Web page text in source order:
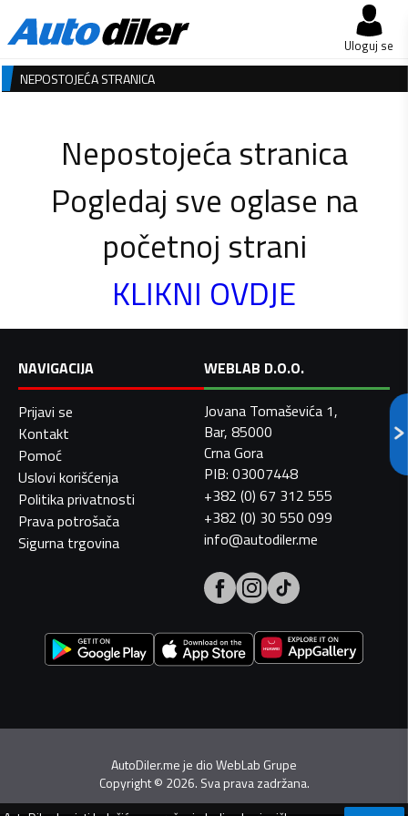
Uloguj se
NEPOSTOJEĆA STRANICA
Nepostojeća stranica
Pogledaj sve oglase na
početnoj strani
KLIKNI OVDJE
NAVIGACIJA
Prijavi se
Kontakt
Pomoć
Uslovi korišćenja
Politika privatnosti
Prava potrošača
Sigurna trgovina
WEBLAB D.O.O.
Jovana Tomaševića 1,
Bar, 85000
Crna Gora
PIB: 03007448
+382 (0) 67 312 555
+382 (0) 30 550 099
info@autodiler.me
AutoDiler.me je dioWebLab Grupe
Copyright© 2026. Sva prava zadržana.